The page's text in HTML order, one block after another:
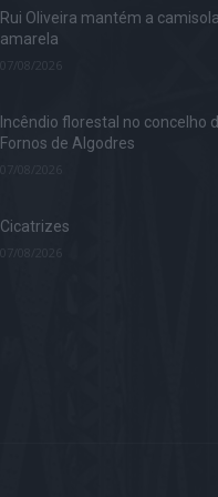
Rui Oliveira mantém a
amarela
07/08/2026
Incêndio florestal no concelho
Fornos de Algodres
Cicatrizes
07/08/2026